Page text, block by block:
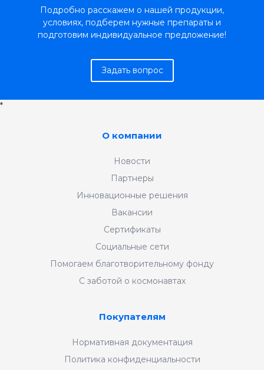
Подробно расскажем о нашей продукции,
условиях, подберем нужные препараты и
подготовим индивидуальное предложение!
Задать вопрос
*
О компании
Новости
Партнеры
Инновационные решения
Вакансии
Сертификаты
Социальные сети
Помогаем благотворительному фонду
С заботой о космонавтах
Покупателям
Нормативная документация
Политика конфиденциальности